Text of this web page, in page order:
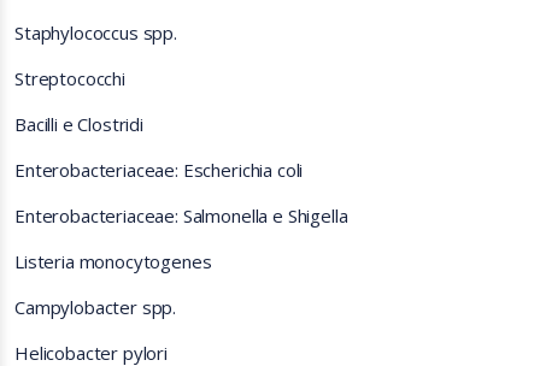
Staphylococcus spp.
Streptococchi
Bacilli e Clostridi
Enterobacteriaceae: Escherichia coli
Enterobacteriaceae: Salmonella e Shigella
Listeria monocytogenes
Campylobacter spp.
Helicobacter pylori